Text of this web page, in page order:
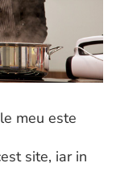
meu este
site, iar in